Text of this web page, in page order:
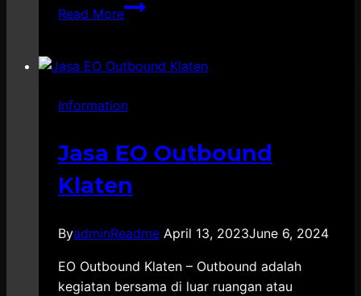
Read More
Vendor
Kontraktor
Booth
Information
Jasa EO Outbound
Klaten
ByadminReadme April 13, 2023June 6, 2024
EO Outbound Klaten – Outbound adalah
kegiatan bersama di luar ruangan atau